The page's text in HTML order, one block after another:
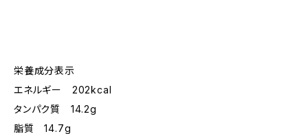
栄養成分表示
エネルギー 202kcal
タンパク質 14.2g
脂質 14.7g